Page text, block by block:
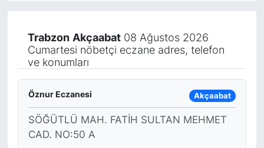
Trabzon Akçaabat08 Ağustos 2026
Cumartesi nöbetçi eczane adres, telefon
ve konumları
Öznur Eczanesi Akçaabat
SÖĞÜTLÜ MAH. FATİH SULTAN MEHMET
CAD. NO:50 A
KÖŞE YAZILARI (Arşiv)
KÜLTÜR SANAT
MAGAZİN
RÖPORTAJ